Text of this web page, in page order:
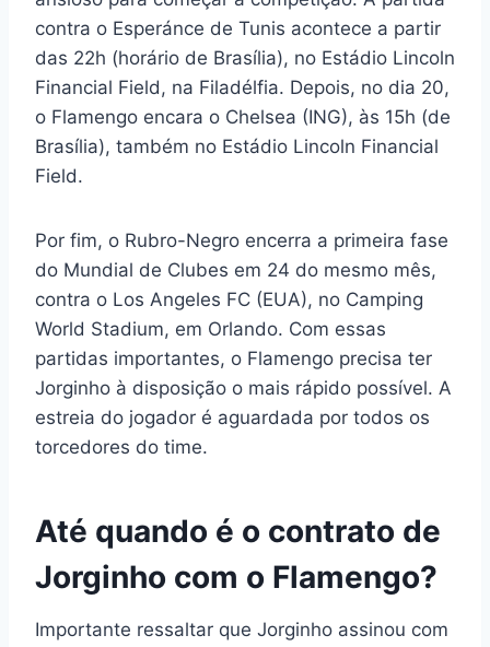
contra o Esperánce de Tunis acontece a partir
das 22h (horário de Brasília), no Estádio Lincoln
Financial Field, na Filadélfia. Depois, no dia 20,
o Flamengo encara o Chelsea (ING), às 15h (de
Brasília), também no Estádio Lincoln Financial
Field.
Por fim, o Rubro-Negro encerra a primeira fase
do Mundial de Clubes em 24 do mesmo mês,
contra o Los Angeles FC (EUA), no Camping
World Stadium, em Orlando. Com essas
partidas importantes, o Flamengo precisa ter
Jorginho à disposição o mais rápido possível. A
estreia do jogador é aguardada por todos os
torcedores do time.
Até quando é o contrato de
Jorginho com o Flamengo?
Importante ressaltar que Jorginho assinou com